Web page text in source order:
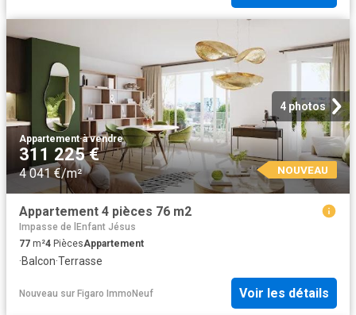
4 photos
Appartement·à vendre
311 225 €
4 041 €/m² NOUVEAU
Appartement 4 pièces 76 m2
Impasse de lEnfant Jésus
77 m²4 PiècesAppartement
·Balcon·Terrasse
Nouveau sur Figaro ImmoNeuf Voir les détails